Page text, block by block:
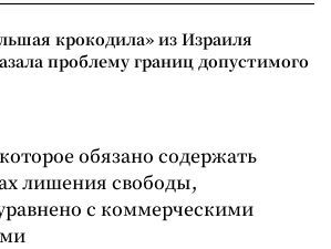
крокодила» из Израиля
проблему границ допустимого
обязано содержать
лишения свободы,
с коммерческими